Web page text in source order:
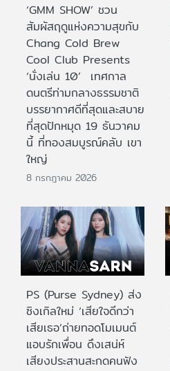
‘GMM SHOW’ ชวน
สัมผัสฤดูแห่งความสุขกับ
Chang Cold Brew
Cool Club Presents
‘นั่งเล่น 10’ เทศกาล
ดนตรีท่ามกลางธรรมชาติ
บรรยากาศดีที่สุดและสบาย
ที่สุดปักหมุด 19 ธันวาคม
นี้ ที่ทองสมบูรณ์คลับ เขา
ใหญ่
8 กรกฎาคม 2026
PS (Purse Sydney) ส่ง
ซิงเกิลใหม่ ‘เสียใจดีกว่า
เสียเธอ’ถ่ายทอดโมเมนต์
แอบรักเพื่อน ดึงเสน่ห์
เสียงประสานสะกดคนฟัง